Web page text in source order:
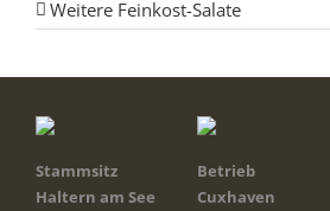
Weitere Feinkost-Salate
Stammsitz
Haltern am See
Betrieb
Cuxhaven